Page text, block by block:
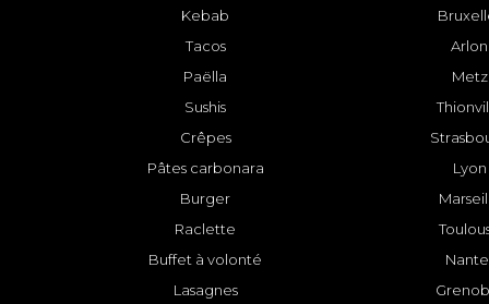
Kebab
Tacos
Paëlla
Sushis
Crêpes
Pâtes carbonara
Burger
Raclette
Buffet à volonté
Lasagnes
Arlon
Metz
Lyon